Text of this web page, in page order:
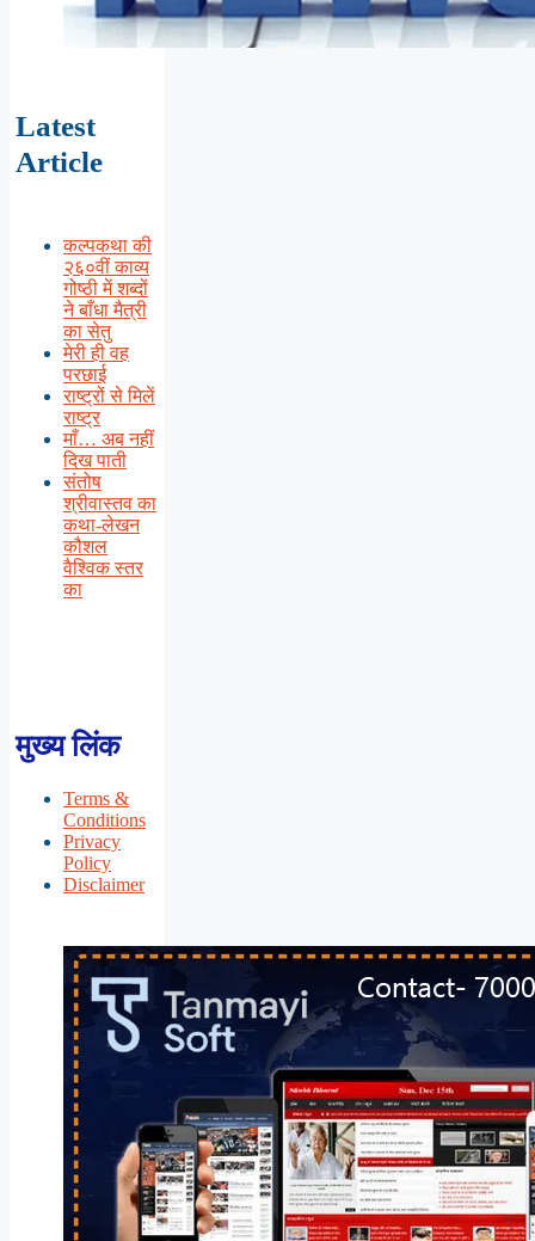
Latest
Article
कल्पकथा की
२६०वीं काव्य
गोष्ठी में शब्दों
ने बाँधा मैत्री
का सेतु
मेरी ही वह
परछाई
राष्ट्रों से मिलें
राष्ट्र
माँ… अब नहीं
दिख पाती
संतोष
श्रीवास्तव का
कथा-लेखन
कौशल
वैश्विक स्तर
का
मुख्य लिंक
Terms &
Conditions
Privacy
Policy
Disclaimer